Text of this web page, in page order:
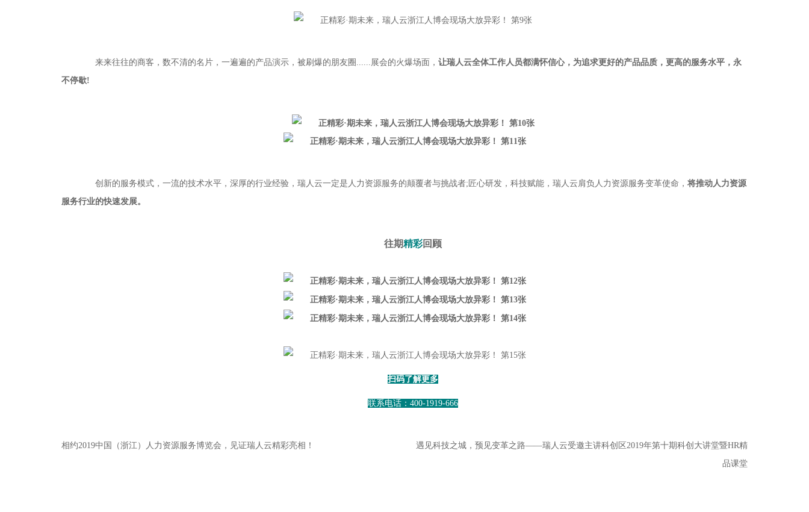
来来往往的商客，数不清的名片，一遍遍的产品演示，被刷爆的朋友圈......展会的火爆场面， 让瑞人云全体工作人员都满怀信心，为追求更好的产品品质，更高的服务水平，永
不停歇!
创新的服务模式，一流的技术水平，深厚的行业经验，瑞人云一定是人力资源服务的颠覆者与挑战者;匠心研发，科技赋能，瑞人云肩负人力资源服务变革使命， 将推动人力资源
服务行业的快速发展。
往期精彩回顾
扫码了解更多
联系电话：400-1919-666
相约2019中国（浙江）人力资源服务博览会，见证瑞人云精彩亮相！
遇见科技之城，预见变革之路——瑞人云受邀主讲科创区2019年第十期科创大讲堂暨HR精
品课堂